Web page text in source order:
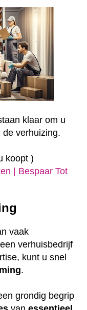
klaar om u
verhuizing.
koopt )
| Bespaar Tot
vaak
verhuisbedrijf
kunt u snel
.
grondig begrip